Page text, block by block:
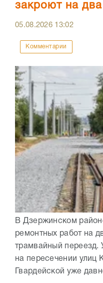
закроют на
05.08.2026 13:02
Комментарии
В Дзержинском
ремонтных работ на
трамвайный переезд.
на пересечении улиц
Гвардейской уже